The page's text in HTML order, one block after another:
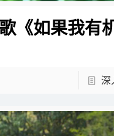
《如果我有
深